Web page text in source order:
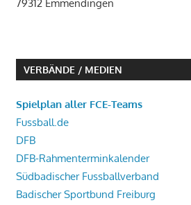
79312 Emmendingen
VERBÄNDE / MEDIEN
Spielplan aller FCE-Teams
Fussball.de
DFB
DFB-Rahmenterminkalender
Südbadischer Fussballverband
Badischer Sportbund Freiburg